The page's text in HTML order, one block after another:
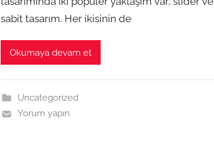
sabit tasarım. Her ikisinin de
Okumaya devam et
Uncategorized
Yorum yapın